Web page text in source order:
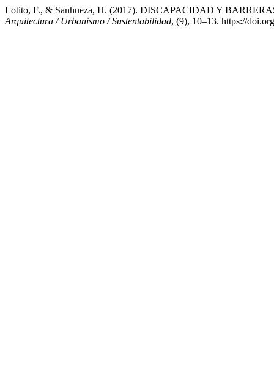
Lotito, F., & Sanhueza, H. (2017). DISCAPACIDAD Y
Arquitectura / Urbanismo / Sustentabilidad, (9), 10–13. https://